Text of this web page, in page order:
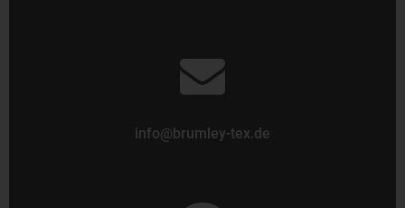
info@brumley-tex.de